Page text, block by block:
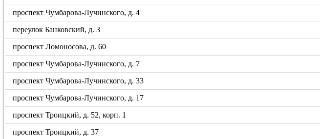
проспект Чумбарова-Лучинского, д. 4
переулок Банковский, д. 3
проспект Ломоносова, д. 60
проспект Чумбарова-Лучинского, д. 7
проспект Чумбарова-Лучинского, д. 33
проспект Чумбарова-Лучинского, д. 17
проспект Троицкий, д. 52, корп. 1
проспект Троицкий, д. 37